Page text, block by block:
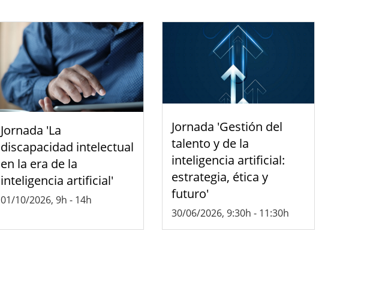
Jornada 'La
discapacidad intelectual
en la era de la
inteligencia artificial'
01/10/2026, 9h - 14h
Jornada 'Gestión del
talento y de la
inteligencia artificial:
estrategia, ética y
futuro'
30/06/2026, 9:30h - 11:30h